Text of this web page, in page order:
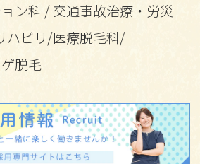
ン科/交通事故治療・労災
ハビリ/医療脱毛科/
脱毛